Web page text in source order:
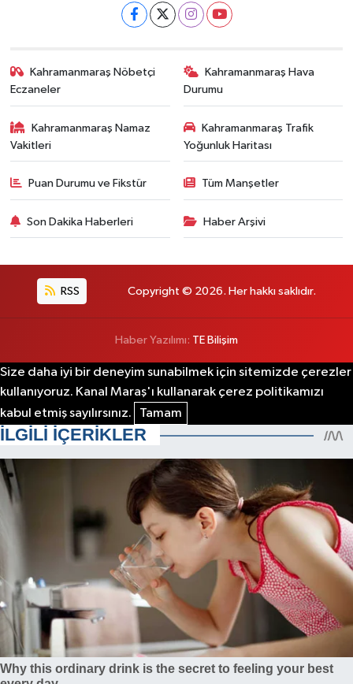
Kahramanmaraş Nöbetçi
Eczaneler
Kahramanmaraş Hava
Durumu
Kahramanmaraş Namaz
Vakitleri
Kahramanmaraş Trafik
Yoğunluk Haritası
Puan Durumu ve Fikstür Tüm Manşetler
Son Dakika Haberleri Haber Arşivi
RSS Copyright © 2026. Her hakkı saklıdır.
Haber Yazılımı: TE Bilişim
Size daha iyi bir deneyim sunabilmek için sitemizde çerezler
kullanıyoruz. Kanal Maraş'ı kullanarak çerez politikamızı
kabul etmiş sayılırsınız.
Tamam